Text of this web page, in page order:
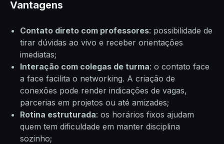
Vantagens
Contato direto com professores: possibilidade de
tirar dúvidas ao vivo e receber orientações
imediatas;
Interação com colegas de turma: o contato face
a face facilita o networking. A criação de
conexões pode render indicações de vagas,
parcerias em projetos ou até amizades;
Rotina estruturada: os horários fixos ajudam
quem tem dificuldade em manter disciplina
sozinho;